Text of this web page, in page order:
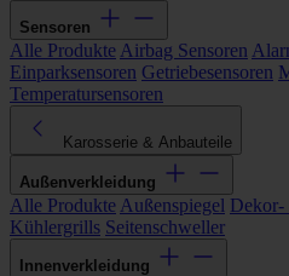
Sensoren
Alle Produkte Airbag Sensoren
Einparksensoren Getriebesensoren
Temperatursensoren
Karosserie & Anbauteile
Außenverkleidung
Alle Produkte Außenspiegel Dekor-
Kühlergrills Seitenschweller
Innenverkleidung